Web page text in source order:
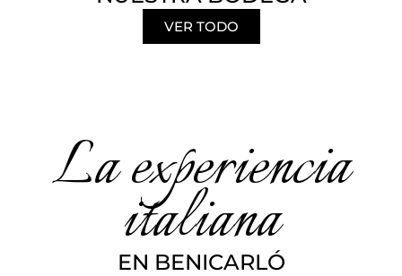
VER TODO
La experiencia
italiana
EN BENICARLÓ